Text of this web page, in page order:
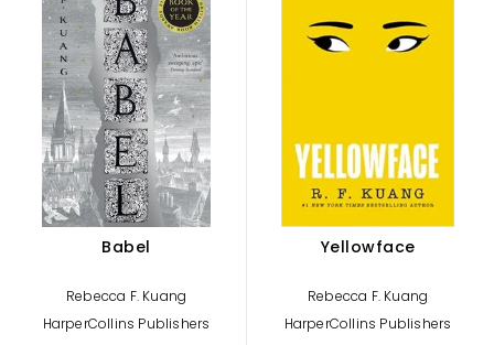
Babel
Rebecca F. Kuang
HarperCollins Publishers
Yellowface
Rebecca F. Kuang
HarperCollins Publishers